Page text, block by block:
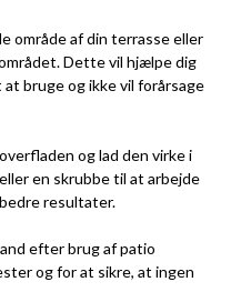
område af din terrasse eller
Dette vil hjælpe dig
bruge og ikke vil forårsage
og lad den virke i
en skrubbe til at arbejde
resultater.
efter brug af patio
og for at sikre, at ingen